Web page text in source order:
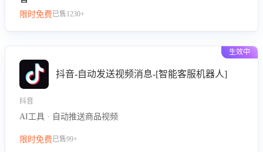
限时免费已售1230+
生效中
抖音-自动发送视频消息-[智能客服机器人]
抖音
AI工具 · 自动推送商品视频
限时免费已售99+